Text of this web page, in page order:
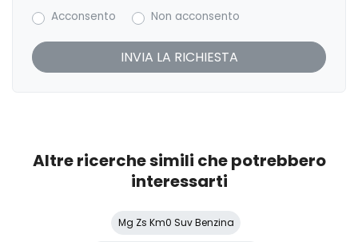
Acconsento Non acconsento
Altre ricerche simili che potrebbero
interessarti
Mg Zs Km0 Suv Benzina